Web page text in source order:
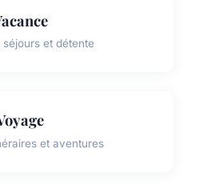
et détente
et aventures